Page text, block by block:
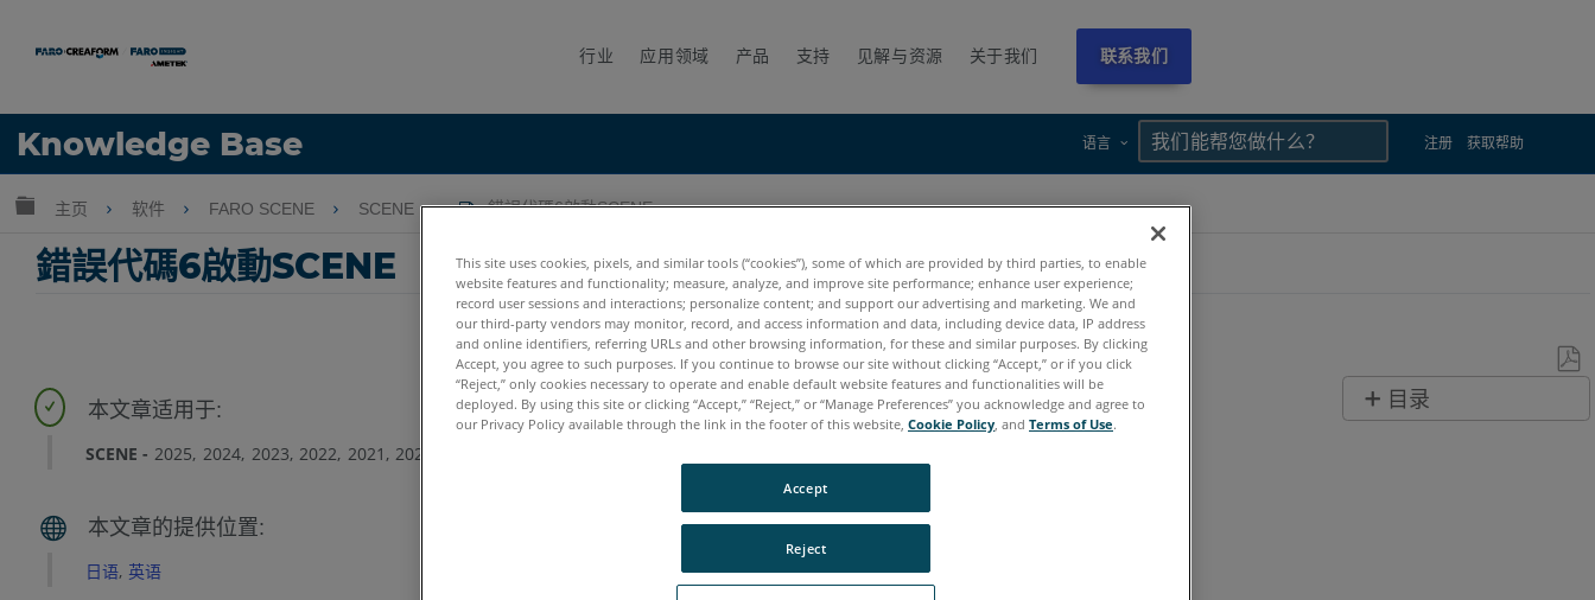
行业 应用领域 产品 支持 见解与资源 关于我们 联系我们
Knowledge Base 语言 注册 获取帮助
语言
扩展/隐缩全局层次
主页 软件 FARO SCENE SCENE 錯誤代碼6啟動SCENE
錯誤代碼6啟動SCENE
存
目录
SCENE 2025 2024 2023 2022 2021 2020
日语 英语
This site uses cookies, pixels, and similar tools (“cookies”), some of which are provided by third parties, to enable
website features and functionality; measure, analyze, and improve site performance; enhance user experience;
record user sessions and interactions; personalize content; and support our advertising and marketing. We and
our third-party vendors may monitor, record, and access information and data, including device data, IP address
and online identifiers, referring URLs and other browsing information, for these and similar purposes. By clicking
Accept, you agree to such purposes. If you continue to browse our site without clicking “Accept,” or if you click
“Reject,” only cookies necessary to operate and enable default website features and functionalities will be
deployed. By using this site or clicking “Accept,” “Reject,” or “Manage Preferences” you acknowledge and agree to
our Privacy Policy available through the link in the footer of this website, Cookie Policy, and Terms of Use.
Reject
Accept